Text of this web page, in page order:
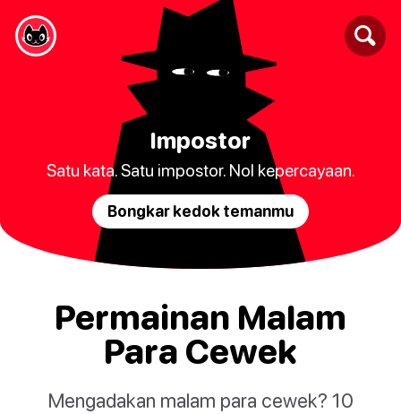
Impostor
Satu kata. Satu impostor. Nol kepercayaan.
Bongkar kedok temanmu
Permainan Malam
Para Cewek
Mengadakan malam para cewek? 10